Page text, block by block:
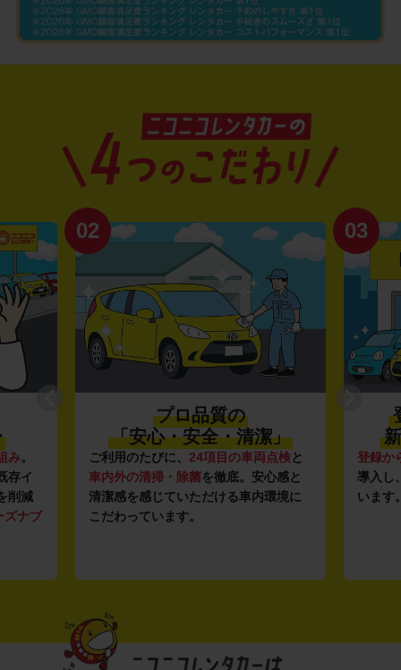
み。
存イ
削減
ズナブ
02
プロ品質の
「安心・安全・清潔」
ご利用のたびに、 24項目の車両点検と
車内外の清掃・除菌を徹底。安心感と
清潔感を感じていただける車内環境に
こだわっています。
03
登録か
導入し
います